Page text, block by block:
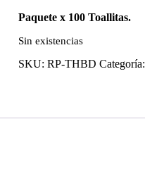
Paquete x 100 Toallitas.
Sin existencias
SKU: RP-THBD Categoría: